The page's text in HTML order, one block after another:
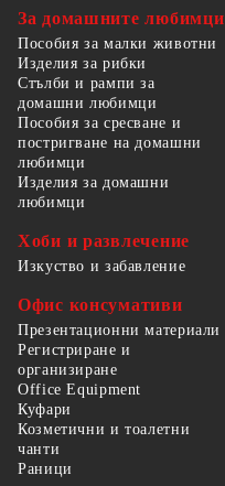
За домашните любимци
Пособия за малки животни
Изделия за рибки
Стълби и рампи за
домашни любимци
Пособия за сресване и
постригване на домашни
любимци
Изделия за домашни
любимци
Хоби и развлечение
Изкуство и забавление
Офис консумативи
Презентационни материали
Регистриране и
организиране
Office Equipment
Куфари
Козметични и тоалетни
чанти
Раници